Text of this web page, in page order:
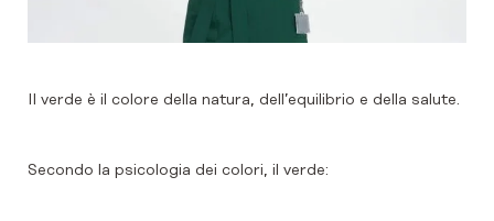
Il verde è il colore della natura, dell’equilibrio e della salute.
Secondo la psicologia dei colori, il verde: